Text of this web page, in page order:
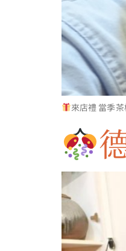
來店禮 當季